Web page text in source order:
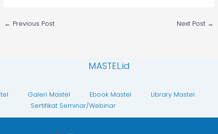
← Previous Post Next Post →
MASTEL.id
Galeri Mastel Ebook Mastel
Library Mastel
Sertifikat Seminar/Webinar